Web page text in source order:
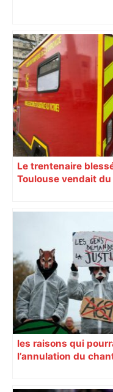
les agriculteurs
interdictions
Le trentenaire
Toulouse vendait
les raisons qui
l’annulation du